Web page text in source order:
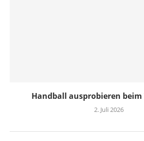
Handball ausprobieren beim
2. Juli 2026